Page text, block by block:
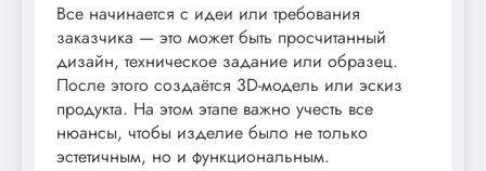
Все начинается с идеи или требования
заказчика — это может быть просчитанный
дизайн, техническое задание или образец.
После этого создаётся 3D-модель или эскиз
продукта. На этом этапе важно учесть все
нюансы, чтобы изделие было не только
эстетичным, но и функциональным.